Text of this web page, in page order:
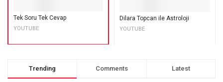
Tek Soru Tek Cevap
YOUTUBE
Dilara Topcan ile Astroloji
YOUTUBE
Trending Comments Latest